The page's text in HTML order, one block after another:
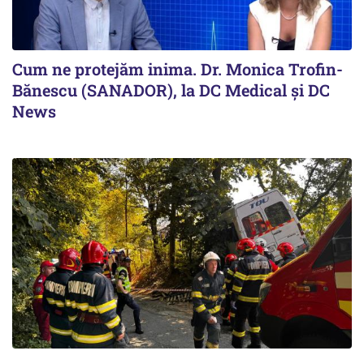
Cum ne protejăm inima. Dr. Monica Trofin-
Bănescu (SANADOR), la DC Medical și DC
News